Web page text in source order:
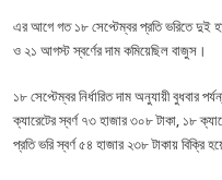
এর আগে গত ১৮ সেপ্টেম্বর প্রতি ভরিতে দুই
ও ২১ আগস্ট স্বর্ণের দাম কমিয়েছিল বাজুস।
১৮ সেপ্টেম্বর নির্ধারিত দাম অনুযায়ী বুধবার
ক্যারেটের স্বর্ণ ৭৩ হাজার ৩০৮ টাকা, ১৮
প্রতি ভরি স্বর্ণ ৫৪ হাজার ২৩৮ টাকায় বিক্রি